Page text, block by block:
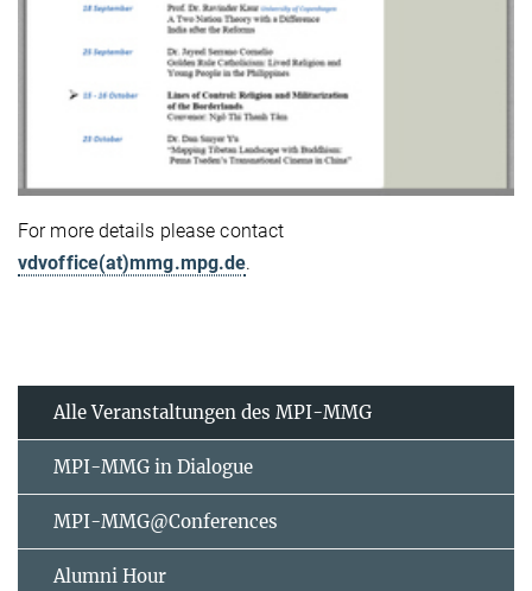
For more details please contact
vdvoffice(at)mmg.mpg.de.
Alle Veranstaltungen des MPI-MMG
MPI-MMG in Dialogue
MPI-MMG@Conferences
Alumni Hour